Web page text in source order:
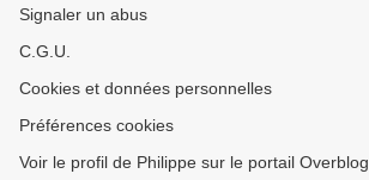
Signaler un abus
C.G.U.
Cookies et données personnelles
Préférences cookies
Voir le profil de Philippe sur le portail Overblog